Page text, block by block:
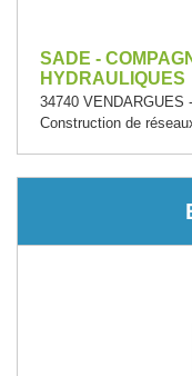
SADE -
HYDRAULIQUES
34740 VENDARGUES
Construction de